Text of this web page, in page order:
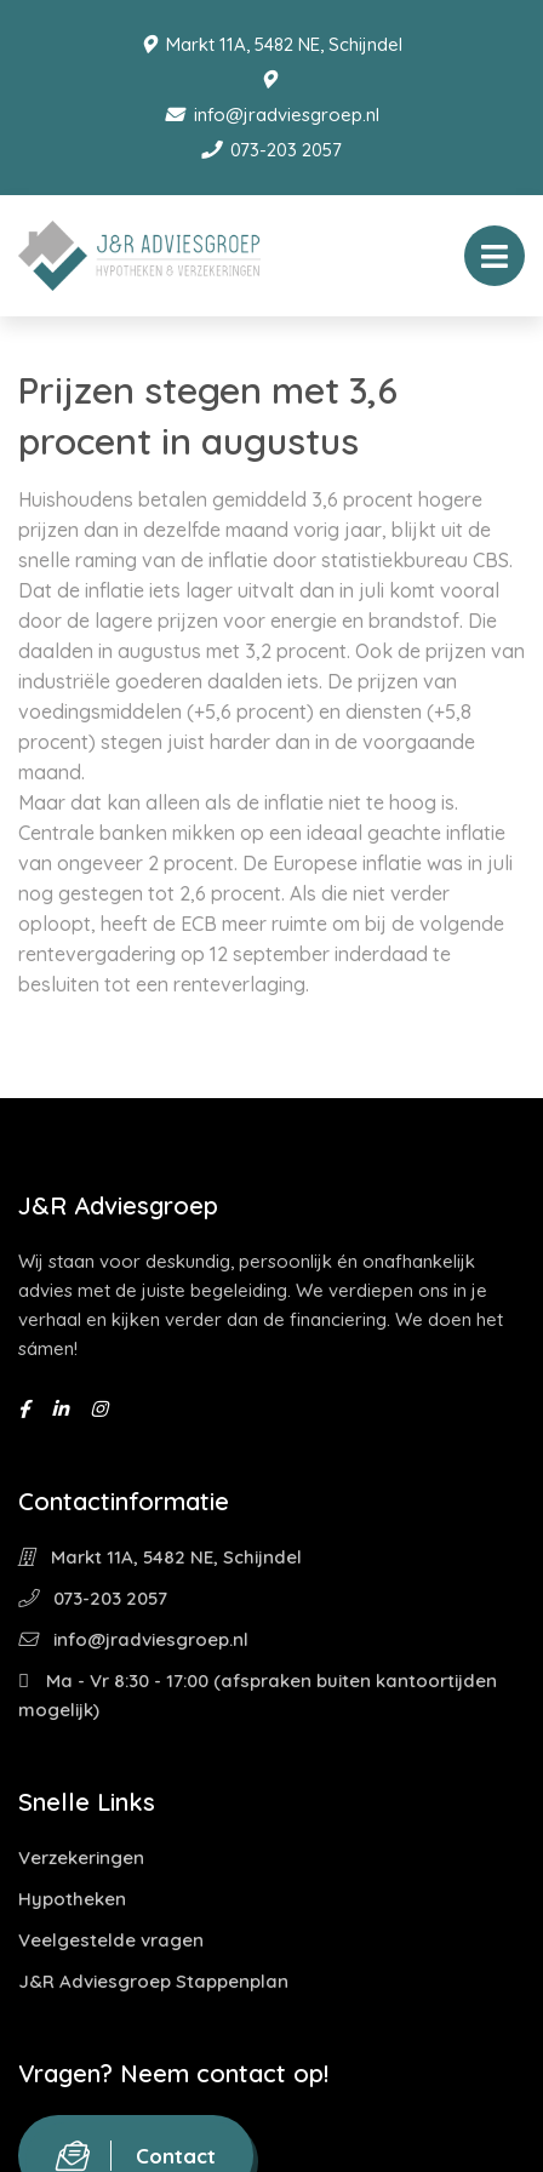
Markt 11A, 5482 NE, Schijndel
info@jradviesgroep.nl
073-203 2057
Prijzen stegen met 3,6
procent in augustus
Huishoudens betalen gemiddeld 3,6 procent hogere
prijzen dan in dezelfde maand vorig jaar, blijkt uit de
snelle raming van de inflatie door statistiekbureau CBS.
Dat de inflatie iets lager uitvalt dan in juli komt vooral
door de lagere prijzen voor energie en brandstof. Die
daalden in augustus met 3,2 procent. Ook de prijzen van
industriële goederen daalden iets. De prijzen van
voedingsmiddelen (+5,6 procent) en diensten (+5,8
procent) stegen juist harder dan in de voorgaande
maand.
Maar dat kan alleen als de inflatie niet te hoog is.
Centrale banken mikken op een ideaal geachte inflatie
van ongeveer 2 procent. De Europese inflatie was in juli
nog gestegen tot 2,6 procent. Als die niet verder
oploopt, heeft de ECB meer ruimte om bij de volgende
rentevergadering op 12 september inderdaad te
besluiten tot een renteverlaging.
J&R Adviesgroep
Wij staan voor deskundig, persoonlijk én onafhankelijk
advies met de juiste begeleiding. We verdiepen ons in je
verhaal en kijken verder dan de financiering. We doen het
sámen!
Contactinformatie
Markt 11A, 5482 NE, Schijndel
073-203 2057
info@jradviesgroep.nl
Ma - Vr 8:30 - 17:00 (afspraken buiten kantoortijden
mogelijk)
Snelle Links
Verzekeringen
Hypotheken
Veelgestelde vragen
J&R Adviesgroep Stappenplan
Vragen? Neem contact op!
Contact